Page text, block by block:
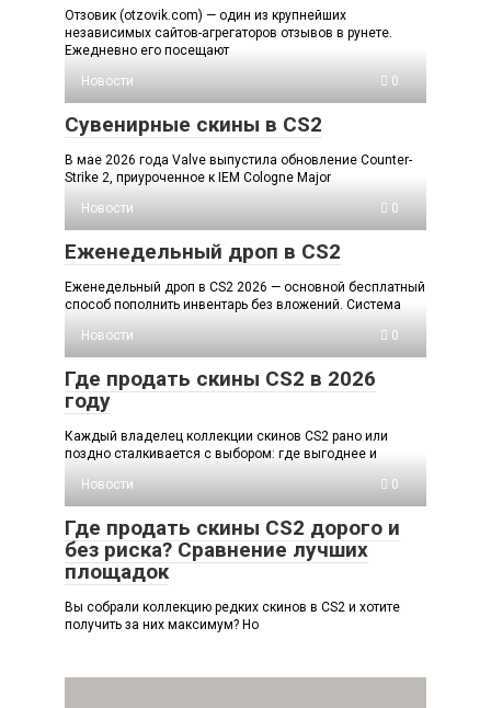
Отзовик (otzovik.com) — один из крупнейших
независимых сайтов-агрегаторов отзывов в рунете.
Ежедневно его посещают
Новости
0
Сувенирные скины в CS2
В мае 2026 года Valve выпустила обновление Counter-
Strike 2, приуроченное к IEM Cologne Major
Новости
0
Еженедельный дроп в CS2
Еженедельный дроп в CS2 2026 — основной бесплатный
способ пополнить инвентарь без вложений. Система
Новости
0
Где продать скины CS2 в 2026
году
Каждый владелец коллекции скинов CS2 рано или
поздно сталкивается с выбором: где выгоднее и
Новости
0
Где продать скины CS2 дорого и
без риска? Сравнение лучших
площадок
Вы собрали коллекцию редких скинов в CS2 и хотите
получить за них максимум? Но